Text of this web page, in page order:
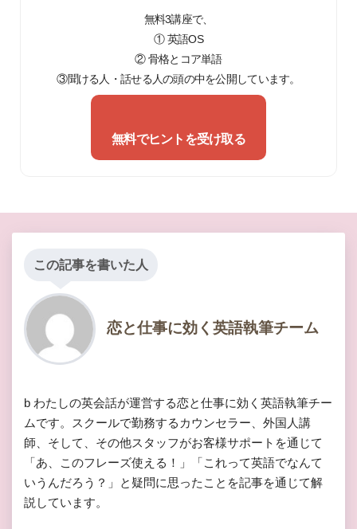
無料3講座で、
① 英語OS
② 骨格とコア単語
③聞ける人・話せる人の頭の中を公開しています。
無料でヒントを受け取る
この記事を書いた人
恋と仕事に効く英語執筆チーム
b わたしの英会話が運営する恋と仕事に効く英語執筆チー
ムです。スクールで勤務するカウンセラー、外国人講
師、そして、その他スタッフがお客様サポートを通じて
「あ、このフレーズ使える！」「これって英語でなんて
いうんだろう？」と疑問に思ったことを記事を通じて解
説しています。